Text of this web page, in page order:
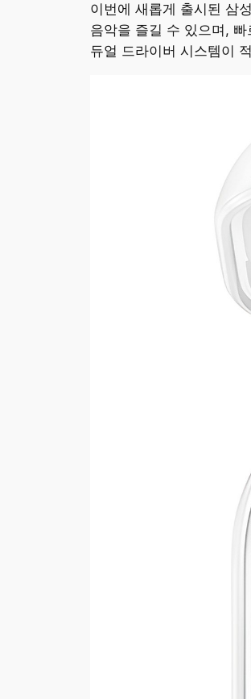
이번에 새롭게 출시된 삼
음악을 즐길 수 있으며,
듀얼 드라이버 시스템이